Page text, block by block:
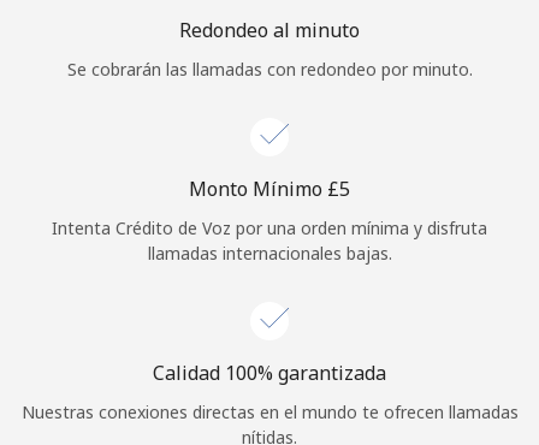
Redondeo al minuto
Se cobrarán las llamadas con redondeo por minuto.
Monto Mínimo ⁦£5⁩
Intenta Crédito de Voz por una orden mínima y disfruta
llamadas internacionales bajas.
Calidad 100% garantizada
Nuestras conexiones directas en el mundo te ofrecen llamadas
nítidas.